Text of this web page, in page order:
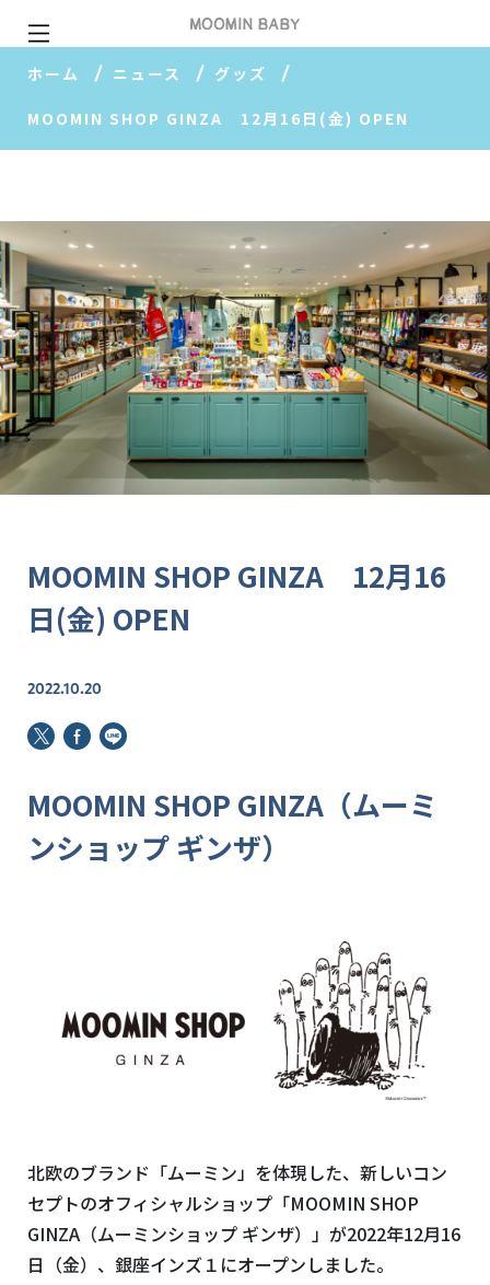
ホーム ニュース グッズ
MOOMIN SHOP GINZA 12月16日(金) OPEN
MOOMIN SHOP GINZA 12月16
日(金) OPEN
2022.10.20
MOOMIN SHOP GINZA（ムーミ
ンショップ ギンザ）
北欧のブランド「ムーミン」を体現した、新しいコン
セプトのオフィシャルショップ「MOOMIN SHOP
GINZA （ムーミンショップ ギンザ）」が2022年12月16
日（金）、銀座インズ１にオープンしました。